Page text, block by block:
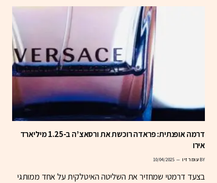
דרמה אופנתית: פראדה רוכשת את ורסאצ’ה ב-1.25 מיליארד
אירו
BY עומר זיו 10/04/2025
בצעד דרמטי שמחזיר את השליטה האיטלקית על אחד ממותגי